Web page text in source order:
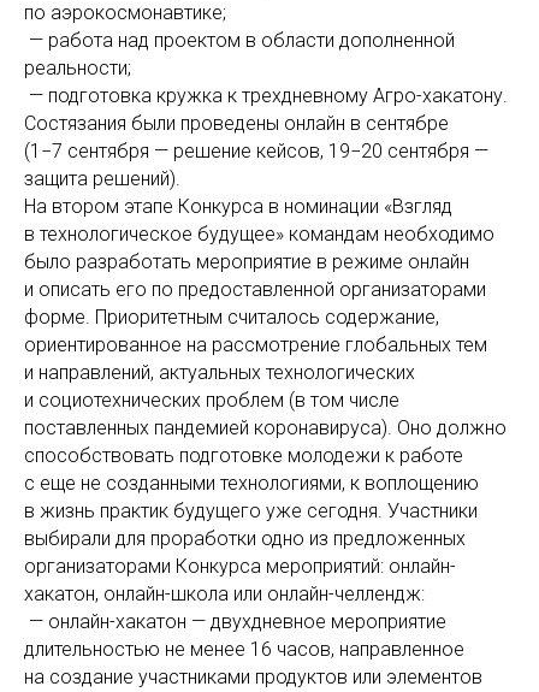
по аэрокосмонавтике;
— работа над проектом в области дополненной
реальности;
— подготовка кружка к трехдневному Агро-хакатону.
Состязания были проведены онлайн в сентябре
(1−7 сентября — решение кейсов, 19−20 сентября —
защита решений).
На втором этапе Конкурса в номинации «Взгляд
в технологическое будущее» командам необходимо
было разработать мероприятие в режиме онлайн
и описать его по предоставленной организаторами
форме. Приоритетным считалось содержание,
ориентированное на рассмотрение глобальных тем
и направлений, актуальных технологических
и социотехнических проблем (в том числе
поставленных пандемией коронавируса). Оно должно
способствовать подготовке молодежи к работе
с еще не созданными технологиями, к воплощению
в жизнь практик будущего уже сегодня. Участники
выбирали для проработки одно из предложенных
организаторами Конкурса мероприятий: онлайн-
хакатон, онлайн-школа или онлайн-челлендж:
— онлайн-хакатон — двухдневное мероприятие
длительностью не менее 16 часов, направленное
на создание участниками продуктов или элементов